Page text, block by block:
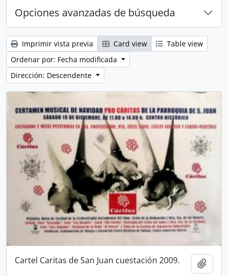
Opciones avanzadas de búsqueda
Imprimir vista previa Card view
Table view
Ordenar por: Fecha modificada
Dirección: Descendente
Cartel Caritas de San Juan cuestación 2009.